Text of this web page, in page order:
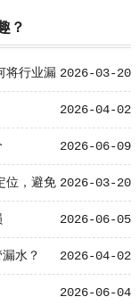
？
2026-03-20
将行业漏
2026-04-02
2026-06-09
2026-03-20
位，避免
2026-06-05
2026-04-02
水？
2026-06-04